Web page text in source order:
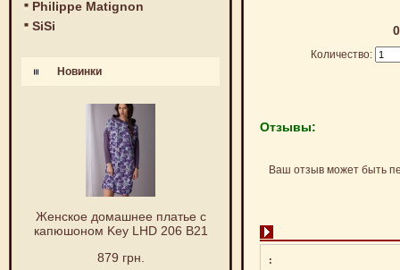
Philippe Matignon
SiSi
Новинки
Женское домашнее платье с
капюшоном Key LHD 206 B21
879 грн.
Количество:
Отзывы:
Ваш отзыв может быть
: